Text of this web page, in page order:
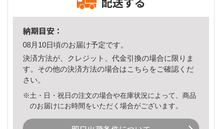
納期目安：
08月10日頃のお届け予定です。
決済方法が、クレジット、代金引換の場合に限りま
す。その他の決済方法の場合はこちら をご確認くだ
さい。
※土・日・祝日の注文の場合や在庫状況によって、商品
のお届けにお時間をいただく場合がございます。